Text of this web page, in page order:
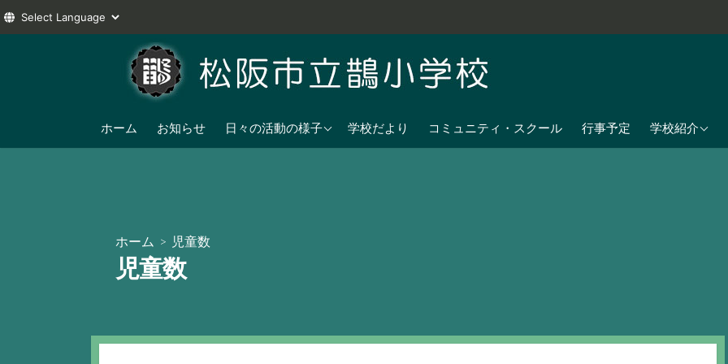
へ
ホーム お知らせ 日々の活動の様子
2025年度
学校だより コミュニティ・スクール 行事予定 学校紹介
学校教育目標
ホーム > 児童数
児童数